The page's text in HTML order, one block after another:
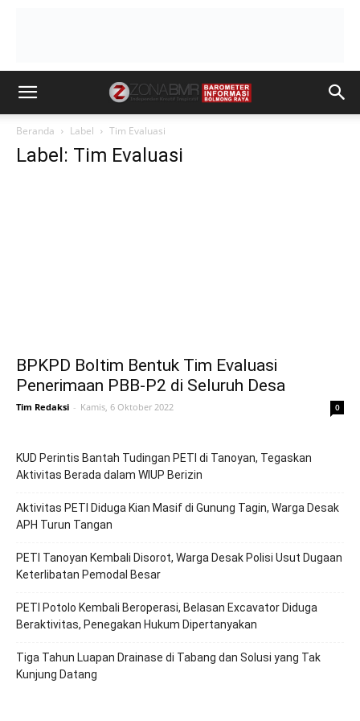
Beranda Label Tim Evaluasi
Label: Tim Evaluasi
BPKPD Boltim Bentuk Tim Evaluasi
Penerimaan PBB-P2 di Seluruh Desa
Tim Redaksi - Kamis, 6 Oktober 2022 0
KUD Perintis Bantah Tudingan PETI di Tanoyan, Tegaskan
Aktivitas Berada dalam WIUP Berizin
Aktivitas PETI Diduga Kian Masif di Gunung Tagin, Warga Desak
APH Turun Tangan
PETI Tanoyan Kembali Disorot, Warga Desak Polisi Usut Dugaan
Keterlibatan Pemodal Besar
PETI Potolo Kembali Beroperasi, Belasan Excavator Diduga
Beraktivitas, Penegakan Hukum Dipertanyakan
Tiga Tahun Luapan Drainase di Tabang dan Solusi yang Tak
Kunjung Datang